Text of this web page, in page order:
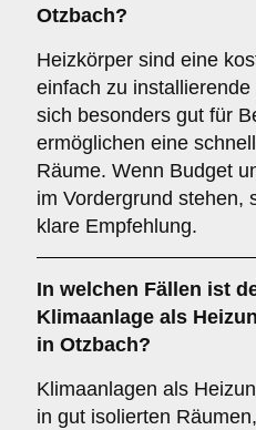
Otzbach?
Heizkörper sind eine
einfach zu
sich besonders gut für
ermöglichen eine
Räume. Wenn Budget
im Vordergrund stehen,
klare Empfehlung.
In welchen Fällen ist
Klimaanlage als
in Otzbach?
Klimaanlagen als
in gut isolierten